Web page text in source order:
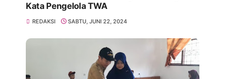
Kata Pengelola TWA
REDAKSI SABTU, JUNI 22, 2024